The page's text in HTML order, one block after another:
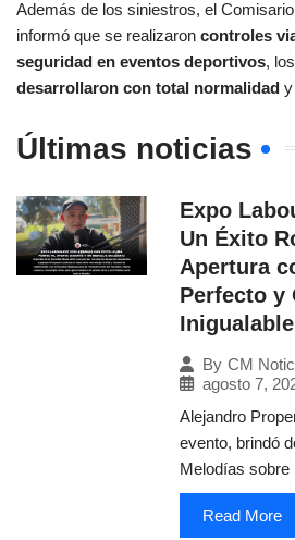
Además de los siniestros, el
informó que se realizaron controles
seguridad en eventos deportivos,
desarrollaron con total normalidad y
Últimas noticias
Expo
Un Éxito
Apertura
Perfecto y
Inigualable
By CM
agosto 7,
Alejandro
evento, brindó
Melodías
Read More